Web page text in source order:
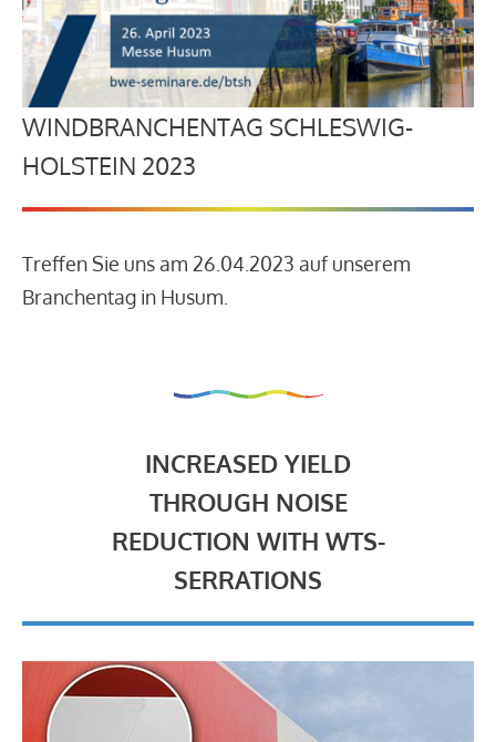
WINDBRANCHENTAG SCHLESWIG-
HOLSTEIN 2023
Treffen Sie uns am 26.04.2023 auf unserem
Branchentag in Husum.
INCREASED YIELD
THROUGH NOISE
REDUCTION WITH WTS-
SERRATIONS